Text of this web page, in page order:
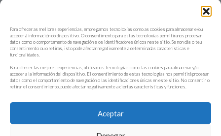
Para ofrecer as mellores experiencias, empregamos tecnoloxías como as cookies para almacenar e/ou
acceder á información do dispositivo. O consentimento para estas tecnoloxías permitiranos procesar
datos como o comportamento de navegación e os identificadores únicos neste sitio. Se non dás o teu
consentimento ou o retiras, isto pode afectar negativamente a determinadas características e
funcionalidades.
Para ofrecer las mejores experiencias, utilizamos tecnologías como las cookies para almacenar y/o
acceder a la información del dispositivo. El consentimiento de estas tecnologías nos permitirá procesar
datos como el comportamiento de navegación o las identificaciones únicas en este sitio. No consentir o
retirar el consentimiento, puede afectar negativamente a ciertas características y funciones.
Aceptar
988370746
Derechos de autor ©. 2026
Avogacía de Ourense